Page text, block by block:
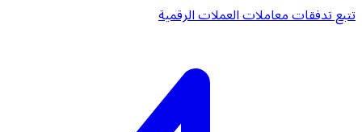
تتبع تدفقات معاملات العملات الرقمية